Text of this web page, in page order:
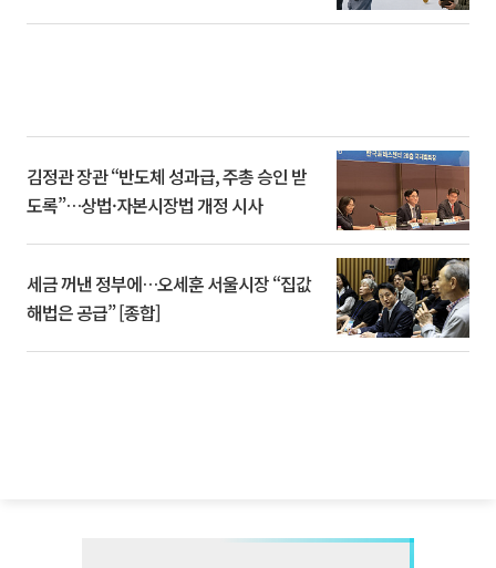
김정관 장관 “반도체 성과급, 주총 승인 받
도록”…상법·자본시장법 개정 시사
세금 꺼낸 정부에…오세훈 서울시장 “집값
해법은 공급” [종합]